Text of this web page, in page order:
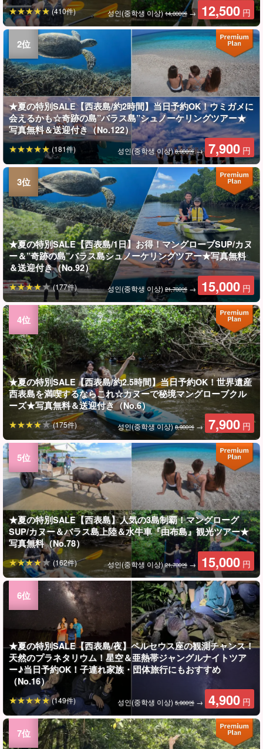
성인(중학생 이상)14,000엔 → 12,500 円
(410件)
★夏の特別SALE【西表島/約2時間】当日予約OK！ウミガメに
会えるかも☆奇跡の島”バラス島”シュノーケリングツアー★
写真無料＆送迎付き（No.122）
성인(중학생 이상)8,900엔→ 7,900 円
(181件)
★夏の特別SALE【西表島/1日】お得！マングローブSUP/カヌ
ー＆”奇跡の島”バラス島シュノーケリングツアー★写真無料
＆送迎付き（No.92）
성인(중학생 이상) 21,700엔 → 15,000 円
(177件)
★夏の特別SALE【西表島/約2.5時間】当日予約OK！世界遺産
西表島を満喫するならこれ☆カヌーで秘境マングローブクル
ーズ★写真無料＆送迎付き（No.6）
성인(중학생 이상)8,900엔 → 7,900 円
(175件)
★夏の特別SALE【西表島】人気の3島制覇！マングローグ
SUP/カヌー＆バラス島上陸＆水牛車『由布島』観光ツアー★
写真無料（No.78）
성인(중학생 이상)21,700엔 → 15,000 円
(162件)
★夏の特別SALE【西表島/夜】ペルセウス座の観測チャンス！
天然のプラネタリウム！星空＆亜熱帯ジャングルナイトツア
ー♪当日予約OK！子連れ家族・団体旅行にもおすすめ
（No.16）
성인(중학생 이상) 5,900엔 → 4,900 円
(149件)